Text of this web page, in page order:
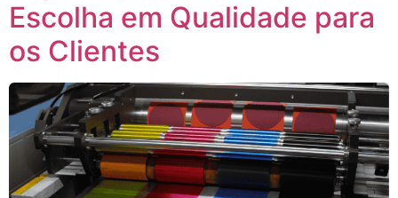
Escolha em Qualidade para
os Clientes